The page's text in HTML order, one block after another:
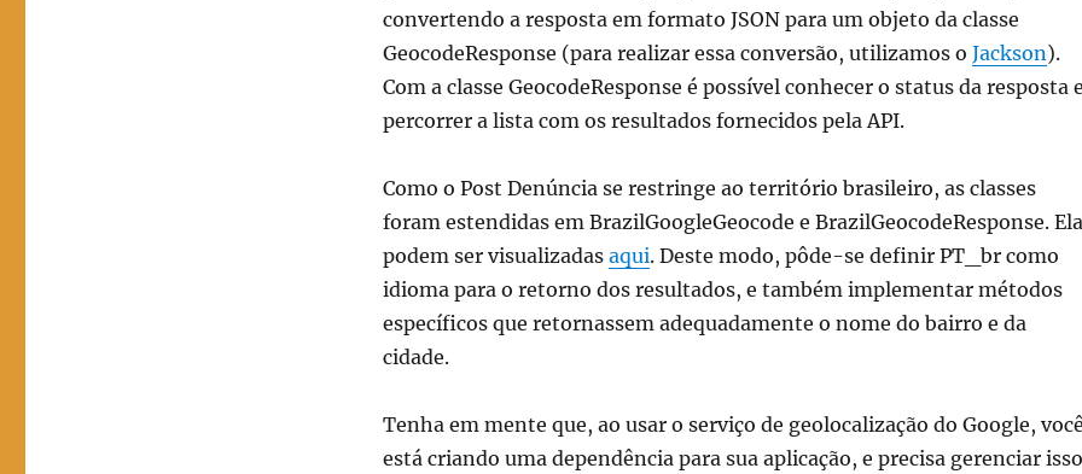
convertendo a resposta em formato JSON para um objeto da classe
GeocodeResponse (para realizar essa conversão, utilizamos o Jackson).
Com a classe GeocodeResponse é possível conhecer o status da resposta e
percorrer a lista com os resultados fornecidos pela API.
Como o Post Denúncia se restringe ao território brasileiro, as classes
foram estendidas em BrazilGoogleGeocode e BrazilGeocodeResponse.
podem ser visualizadas aqui. Deste modo, pôde-se definir PT_br como
idioma para o retorno dos resultados, e também implementar métodos
específicos que retornassem adequadamente o nome do bairro e da
cidade.
Tenha em mente que, ao usar o serviço de geolocalização do Google, você
está criando uma dependência para sua aplicação, e precisa gerenciar